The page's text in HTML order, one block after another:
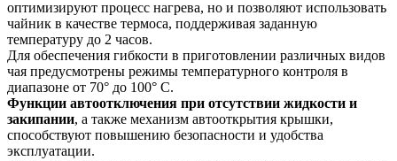
оптимизируют процесс нагрева, но и позволяют использовать
чайник в качестве термоса, поддерживая заданную
температуру до 2 часов.
Для обеспечения гибкости в приготовлении различных видов
чая предусмотрены режимы температурного контроля в
диапазоне от 70° до 100° С.
Функции автоотключения при отсутствии жидкости и
закипании, а также механизм автооткрытия крышки,
способствуют повышению безопасности и удобства
эксплуатации.